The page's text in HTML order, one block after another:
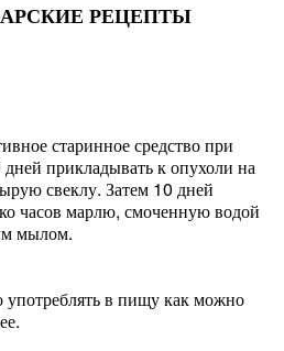
РЕЦЕПТЫ
старинное средство при
прикладывать к опухоли на
свеклу. Затем 10 дней
часов марлю, смоченную водой
мылом.
употреблять в пищу как можно